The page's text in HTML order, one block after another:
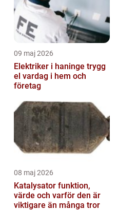
09 maj 2026
Elektriker i haninge trygg
el vardag i hem och
företag
08 maj 2026
Katalysator funktion,
värde och varför den är
viktigare än många tror